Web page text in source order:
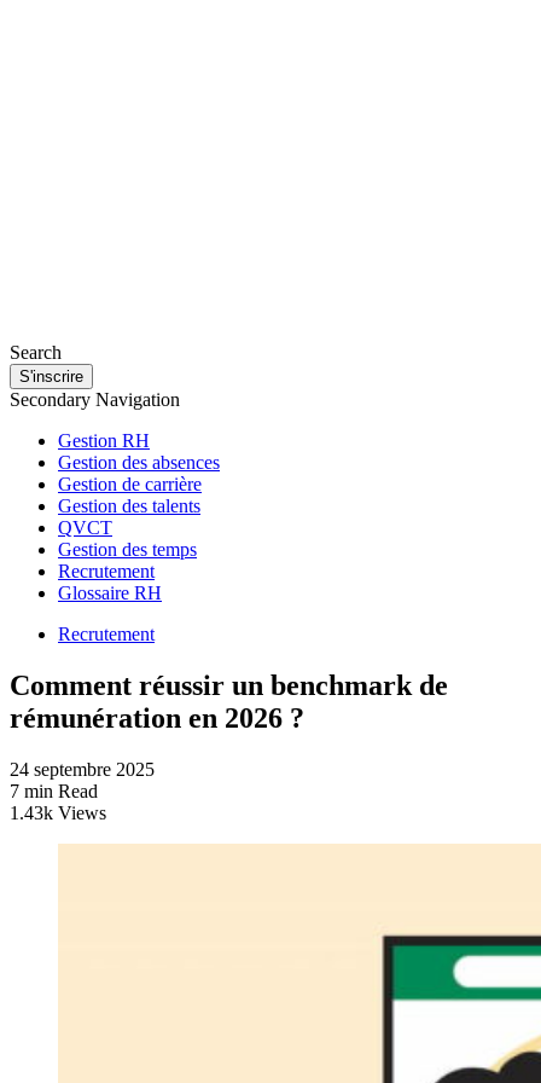
Search
S'inscrire
Secondary Navigation
Gestion RH
Gestion des absences
Gestion de carrière
Gestion des talents
QVCT
Gestion des temps
Recrutement
Glossaire RH
Recrutement
Comment réussir un benchmark de
rémunération en 2026 ?
24 septembre 2025
7 min Read
1.43k Views